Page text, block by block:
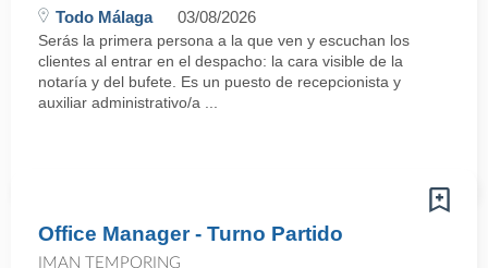
Todo Málaga 03/08/2026
Serás la primera persona a la que ven y escuchan los
clientes al entrar en el despacho: la cara visible de la
notaría y del bufete. Es un puesto de recepcionista y
auxiliar administrativo/a ...
Office Manager - Turno Partido
IMAN TEMPORING